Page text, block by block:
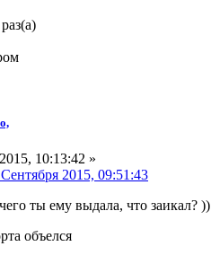
10:13:42 »
2015, 09:51:43
ты ему выдала, что заикал? ))
объелся